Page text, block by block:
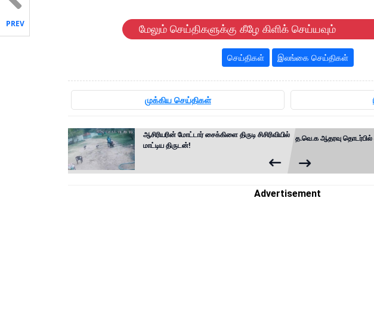
மேலும் செய்திகளுக்கு கீழே கிளிக் செய்யவும்
செய்திகள் இலங்கை செய்திகள்
முக்கிய செய்திகள்
ஆசிரியரின் மோட்டார் சைக்கிளை திருடி சிசிரிவியில்
மாட்டிய திருடன்!
த.வெ.க ஆதரவு தொடர்பில்
PREV
Advertisement